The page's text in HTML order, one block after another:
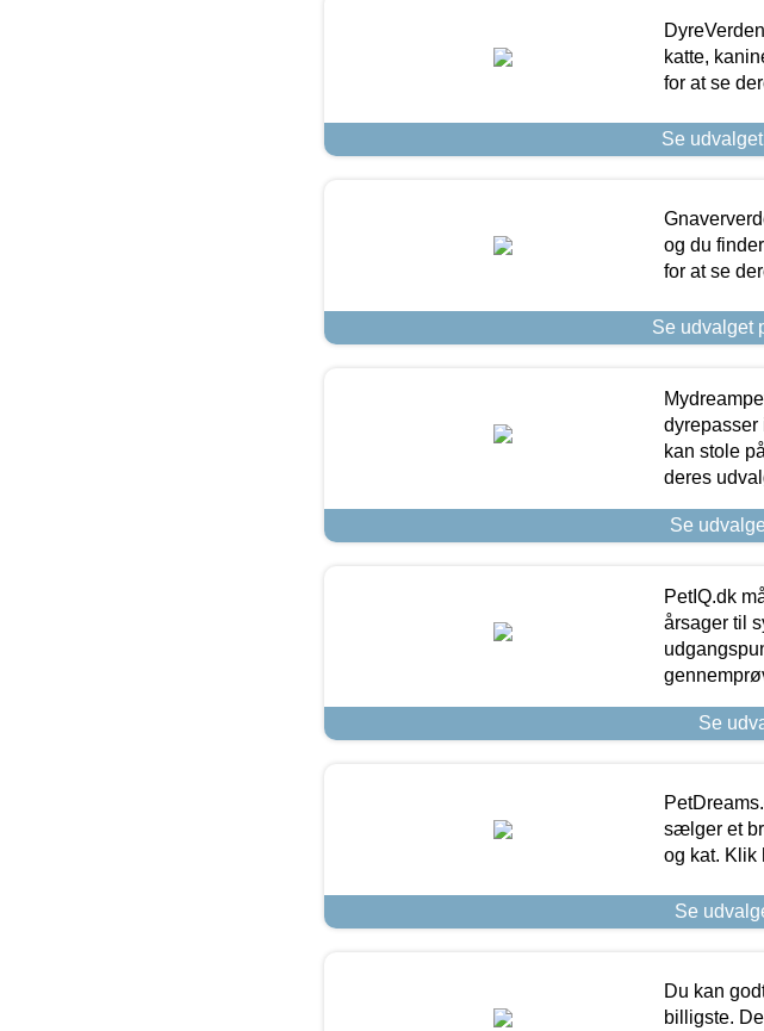
katte,
for at se
Se
og du
for at se
Se udvalget
dyrepasser
kan stole
deres
Se
PetIQ.dk
årsager til
Se
sælger et
og kat. Klik
Se
Du kan
billigste.